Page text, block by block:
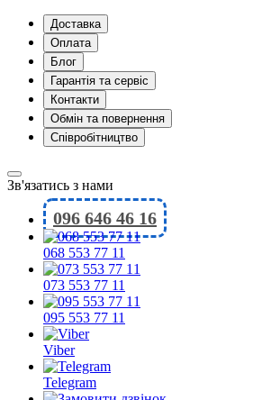
Доставка
Оплата
Блог
Гарантія та сервіс
Контакти
Обмін та повернення
Співробітництво
Зв'язатись з нами
096 646 46 16
068 553 77 11
073 553 77 11
095 553 77 11
Viber
Telegram